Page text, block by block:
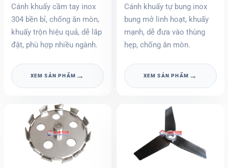
Cánh khuấy cầm tay inox
304 bền bỉ, chống ăn mòn,
khuấy trộn hiệu quả, dễ lắp
đặt, phù hợp nhiều ngành.
XEM SẢN PHẨM →
Cánh khuấy tự bung inox
bung mở linh hoạt, khuấy
mạnh, dễ đưa vào thùng
hẹp, chống ăn mòn.
XEM SẢN PHẨM →